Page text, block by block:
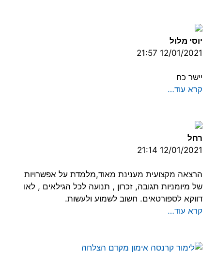
יוסי מלול
12/01/2021 21:57
יישר כח
קרא עוד…
רחל
12/01/2021 21:14
הרצאה מקצועית מענינת מאוד,מלמדת על אפשרויות
של מיומניות תגובה, זכרון , תנועה לכל הגילאים , לאו
דווקא לספורטאים. חשוב לשמוע ולעשות.
קרא עוד…